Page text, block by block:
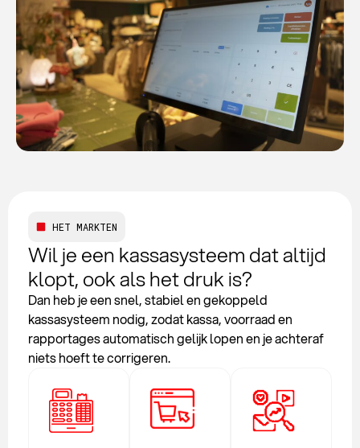
HET MARKTEN
Wil je een kassasysteem dat altijd
klopt, ook als het druk is?
Dan heb je een snel, stabiel en gekoppeld
kassasysteem nodig, zodat kassa, voorraad en
rapportages automatisch gelijk lopen en je achteraf
niets hoeft te corrigeren.